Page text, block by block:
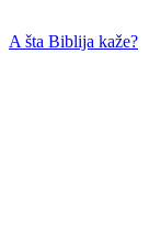
do
A šta Biblija kaže?